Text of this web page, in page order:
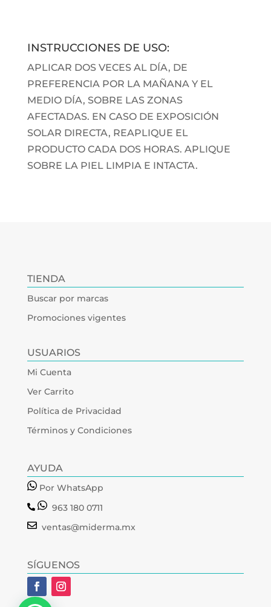
INSTRUCCIONES DE USO:
APLICAR DOS VECES AL DÍA, DE
PREFERENCIA POR LA MAÑANA Y EL
MEDIO DÍA, SOBRE LAS ZONAS
AFECTADAS. EN CASO DE EXPOSICIÓN
SOLAR DIRECTA, REAPLIQUE EL
PRODUCTO CADA DOS HORAS. APLIQUE
SOBRE LA PIEL LIMPIA E INTACTA.
TIENDA
Buscar por marcas
Promociones vigentes
USUARIOS
Mi Cuenta
Ver Carrito
Política de Privacidad
Términos y Condiciones
AYUDA
Por WhatsApp
963 180 0711
ventas@miderma.mx
SÍGUENOS